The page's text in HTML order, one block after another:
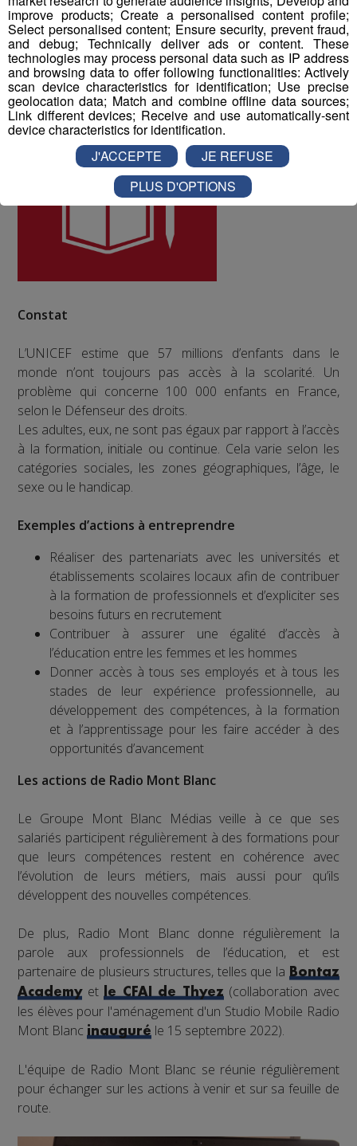
ODD numéro 4 : Education de qualité
Constat
L’UNICEF estime que 57 millions d’enfants dans le
monde n’ont toujours pas accès à la scolarité. Un
problème qui concerne 100 000 enfants en France,
selon le Défenseur des droits.
Les adultes, eux, ne sont pas égaux par rapport à l’accès
à la formation, initiale ou continue. Cela varie selon les
catégories sociales, les zones géographiques, l’âge, le
sexe ou le handicap.
Exemples d’actions à entreprendre
Réaliser des partenariats avec les universités et
établissements scolaires locaux afin de contribuer
à la formation de professionnels et d’expliciter ses
besoins futurs en recrutement
Contribuer à assurer une égalité d’accès à
l’éducation entre les femmes et les hommes
Donner accès à tous ses employés et à tous les
stades de leur expérience professionnelle, au
développement des compétences, à la formation
et à l’apprentissage pour les faire accéder à des
opportunités d’avancement
Les actions de Radio Mont Blanc
Le Groupe Mont Blanc Médias veille à ce que ses
salariés participent régulièrement à des formations pour
que leurs compétences restent en cohérence avec
l’évolution de leurs métiers, mais aussi pour qu’ils
développent des nouvelles compétences.
De plus, Radio Mont Blanc donne régulièrement la
parole aux professionnels de l’éducation, et est
partenaire de plusieurs structures, telles que la Bontaz
Academyetle CFAI de Thyez(collaboration avec
les élèves pour l'aménagement d'un Studio Mobile Radio
Mont Blancinauguré le 15 septembre 2022).
L'équipe de Radio Mont Blanc se réunie régulièrement
pour échanger sur les actions à venir et sur sa feuille de
route.
improve products; Create a personalised content profile;
Select personalised content; Ensure security, prevent fraud,
and debug; Technically deliver ads or content. These
technologies may process personal data such as IP address
and browsing data to offer following functionalities: Actively
scan device characteristics for identification; Use precise
geolocation data; Match and combine offline data sources;
Link different devices; Receive and use automatically-sent
device characteristics for identification.
J'ACCEPTE
JE REFUSE
PLUS D'OPTIONS